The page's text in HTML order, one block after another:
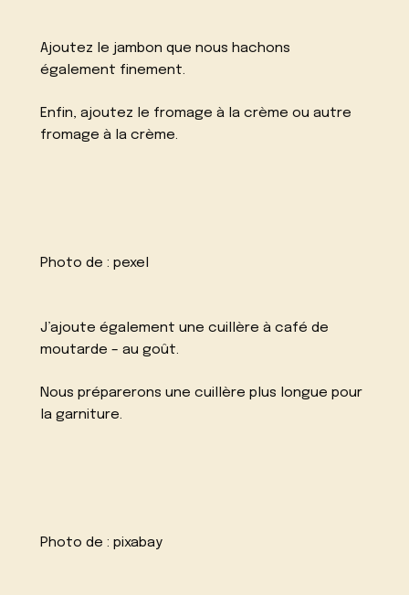
Ajoutez le jambon que nous hachons
également finement.
Enfin, ajoutez le fromage à la crème ou autre
fromage à la crème.
Photo de :pexel
J’ajoute également une cuillère à café de
moutarde – au goût.
Nous préparerons une cuillère plus longue pour
la garniture.
Photo de :pixabay